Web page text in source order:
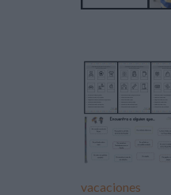
vacaciones